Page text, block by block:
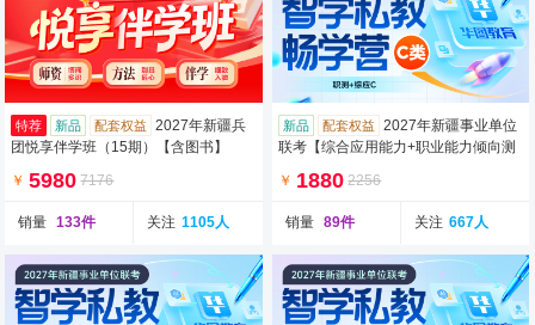
特荐 新品 配套权益
2027年新疆兵
团悦享伴学班（15期）【含图书】
￥ 5980 7176
销量 133件 关注 1105人
新品 配套权益
2027年新疆事业单位
联考【综合应用能力+职业能力倾向测
￥ 1880 2256
销量 89件 关注 667人